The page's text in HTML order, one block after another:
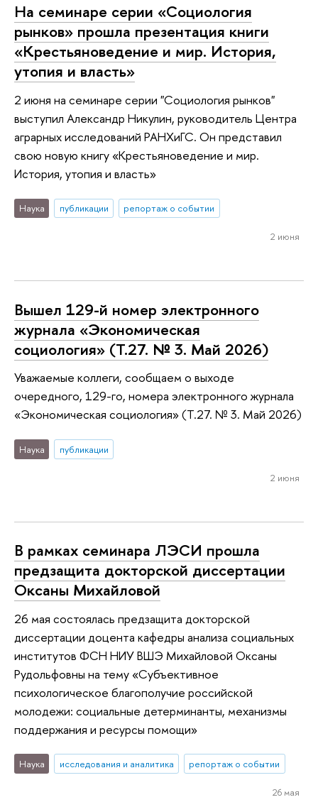
На семинаре серии «Социология
рынков» прошла презентация книги
«Крестьяноведение и мир. История,
утопия и власть»
2 июня на семинаре серии "Социология рынков"
выступил Александр Никулин, руководитель Центра
аграрных исследований РАНХиГС. Он представил
свою новую книгу «Крестьяноведение и мир.
История, утопия и власть»
Наука публикации репортаж о событии
2 июня
Вышел 129-й номер электронного
журнала «Экономическая
социология» (Т.27. № 3. Май 2026)
Уважаемые коллеги, сообщаем о выходе
очередного, 129-го, номера электронного журнала
«Экономическая социология» (Т.27. № 3. Май 2026)
Наука публикации
2 июня
В рамках семинара ЛЭСИ прошла
предзащита докторской диссертации
Оксаны Михайловой
26 мая состоялась предзащита докторской
диссертации доцента кафедры анализа социальных
институтов ФСН НИУ ВШЭ Михайловой Оксаны
Рудольфовны на тему «Субъективное
психологическое благополучие российской
молодежи: социальные детерминанты, механизмы
поддержания и ресурсы помощи»
Наука исследования и аналитика репортаж о событии
26 мая